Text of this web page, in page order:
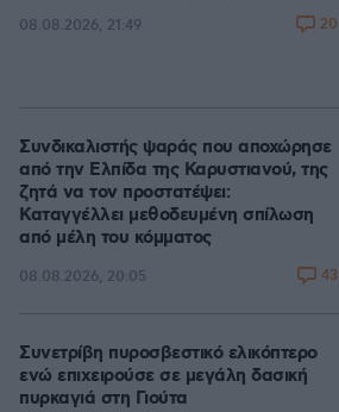
08.08.2026, 21:49 20
Συνδικαλιστής ψαράς που αποχώρησε
από την Ελπίδα της Καρυστιανού, της
ζητά να τον προστατέψει:
Καταγγέλλει μεθοδευμένη σπίλωση
από μέλη του κόμματος
08.08.2026, 20:05 43
Συνετρίβη πυροσβεστικό ελικόπτερο
ενώ επιχειρούσε σε μεγάλη δασική
πυρκαγιά στη Γιούτα